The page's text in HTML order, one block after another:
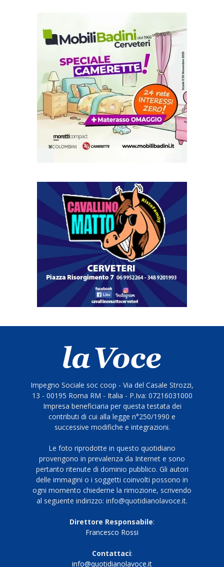
Impegno Sociale soc coop - Via del Casale Strozzi,
13 - 00195 Roma RM - Italia - P.Iva: 07216031000
Impresa beneficiaria per questa testata dei
contributi di cui alla legge n°250/1990 e
successive modifiche e integrazioni.
Le foto riprodotte in questo quotidiano
provengono in prevalenza da Internet e sono
pertanto ritenute di dominio pubblico. Gli autori
delle immagini o i soggetti coinvolti possono in
ogni momento chiederne la rimozione, scrivendo
al seguente indirizzo: info@quotidianolavoce.it.
Direttore Responsabile:
Francesco Rossi
Contattaci:
info@quotidianolavoce.it